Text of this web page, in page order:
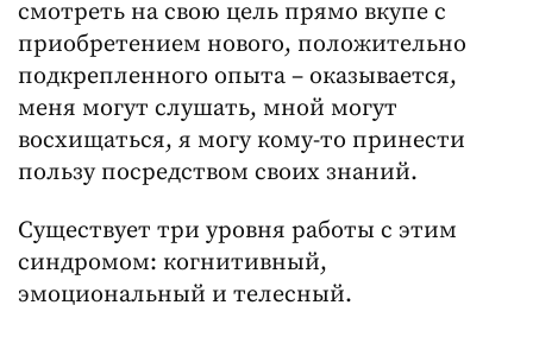
смотреть на свою цель прямо вкупе с
приобретением нового, положительно
подкрепленного опыта – оказывается,
меня могут слушать, мной могут
восхищаться, я могу кому-то принести
пользу посредством своих знаний.
Существует три уровня работы с этим
синдромом: когнитивный,
эмоциональный и телесный.